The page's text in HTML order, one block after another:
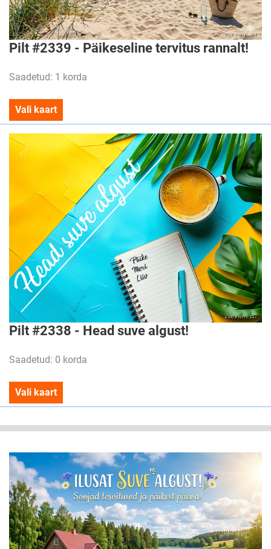
Pilt #2339 - Päikeseline tervitus rannalt!
Saadetud: 1 korda
Vali kaart
Pilt #2338 - Head suve algust!
Saadetud: 0 korda
Vali kaart